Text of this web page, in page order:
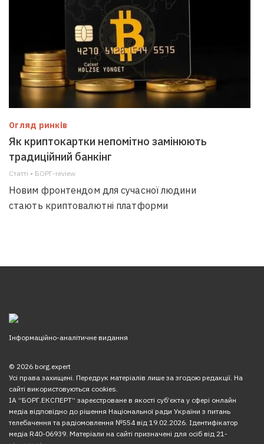
Огляд ринків
Як криптокартки непомітно замінюють
традиційний банкінг
Статті • БОРГ-review
Новим фронтендом для сучасної людини
стають криптовалютні платформи
Інформаційно-аналітичне видання
© 2026 borg.expert
Усі права захищені. Передрук матеріалів лише за згодою редакції. На
сайті використовуються cookies.
ІА “БОРГ.ЕКСПЕРТ” зареєстроване в якості суб’єкта у сфері онлайн
медіа відповідно до рішення Національної ради України з питань
телебачення та радіомовлення №554 від 19.02.2026. Ідентифікатор
медіа R40-06939. Матеріали на сайті призначені для осіб від 21-